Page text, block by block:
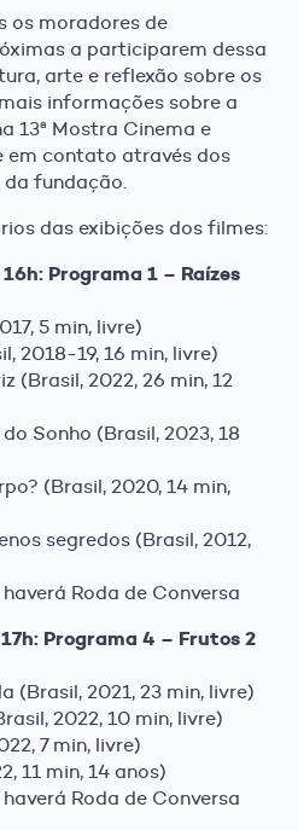
os moradores de
a participarem dessa
arte e reflexão sobre os
informações sobre a
13ª Mostra Cinema e
em contato através dos
fundação.
das exibições dos filmes:
Programa 1 – Raízes
5 min, livre)
2018-19, 16 min, livre)
(Brasil, 2022, 26 min, 12
Sonho (Brasil, 2023, 18
(Brasil, 2020, 14 min,
segredos (Brasil, 2012,
Roda de Conversa
Programa 4 – Frutos 2
(Brasil, 2021, 23 min, livre)
2022, 10 min, livre)
7 min, livre)
11 min, 14 anos)
Roda de Conversa